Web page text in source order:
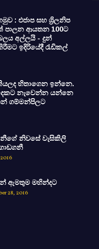
: එජාප සහ ශ්‍රිලනිප
පාලන ආයතන 100ට
අල්ලයි - දුන්
ඉදිරියේදී රැඩිකල්
හිතාගෙන ඉන්නෙ.
නැවෙන්න යන්නෙ
ගම්මන්පිලට
නිවසේ වැසිකිලි
ඇමතුම මහින්දට
28, 2016